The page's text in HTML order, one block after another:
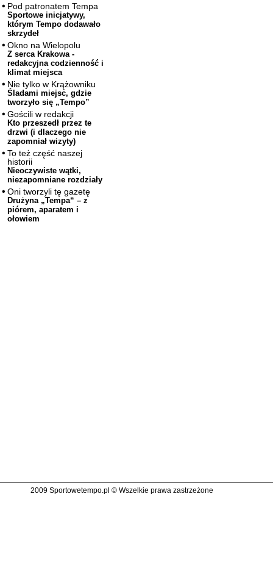
Pod patronatem Tempa
Sportowe inicjatywy,
którym Tempo dodawało
skrzydeł
Okno na Wielopolu
Z serca Krakowa -
redakcyjna codzienność i
klimat miejsca
Nie tylko w Krążowniku
Śladami miejsc, gdzie
tworzyło się „Tempo”
Gościli w redakcji
Kto przeszedł przez te
drzwi (i dlaczego nie
zapomniał wizyty)
To też część naszej
historii
Nieoczywiste wątki,
niezapomniane rozdziały
Oni tworzyli tę gazetę
Drużyna „Tempa“ – z
piórem, aparatem i
ołowiem
2009 Sportowetempo.pl © Wszelkie prawa zastrzeżone